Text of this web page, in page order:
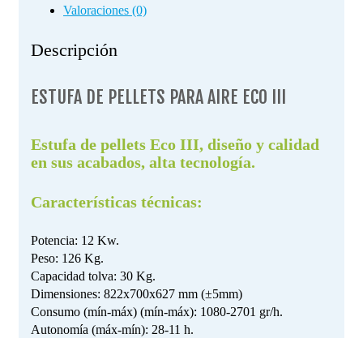
Valoraciones (0)
Descripción
ESTUFA DE PELLETS PARA AIRE ECO III
Estufa de pellets Eco III, diseño y calidad
en sus acabados, alta tecnología.
Características técnicas:
Potencia: 12 Kw.
Peso: 126 Kg.
Capacidad tolva: 30 Kg.
Dimensiones: 822x700x627 mm (±5mm)
Consumo (mín-máx) (mín-máx): 1080-2701 gr/h.
Autonomía (máx-mín): 28-11 h.